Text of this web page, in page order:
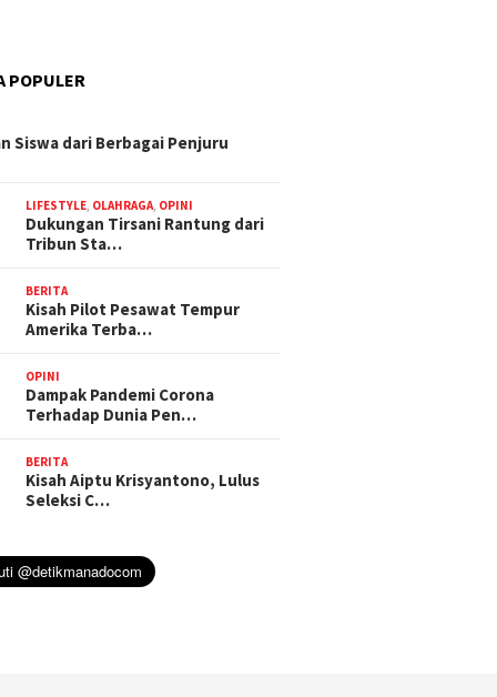
POPULER
Siswa dari Berbagai Penjuru
LIFESTYLE, OLAHRAGA, OPINI
Dukungan Tirsani Rantung dari
Tribun Sta…
BERITA
Kisah Pilot Pesawat Tempur
Amerika Terba…
OPINI
Dampak Pandemi Corona
Terhadap Dunia Pen…
BERITA
Kisah Aiptu Krisyantono, Lulus
Seleksi C…